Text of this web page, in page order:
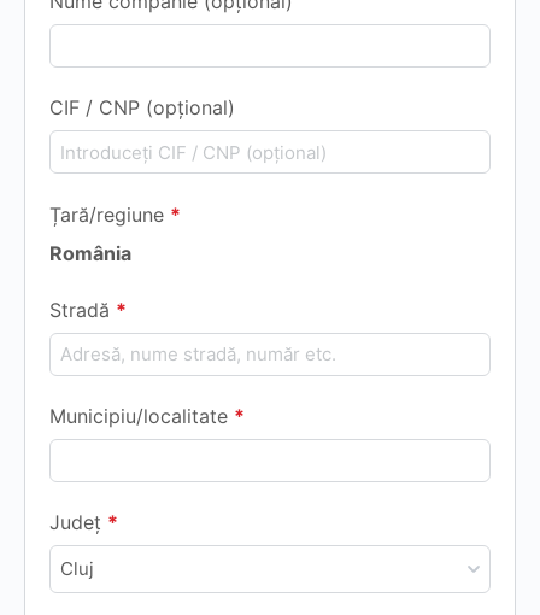
CIF / CNP (opțional)
Țară/regiune *
Stradă *
Municipiu/localitate *
Județ *
Cluj